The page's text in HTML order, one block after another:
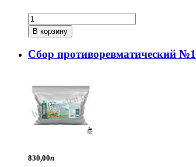
В корзину
Сбор противоревматический №1
830,00п